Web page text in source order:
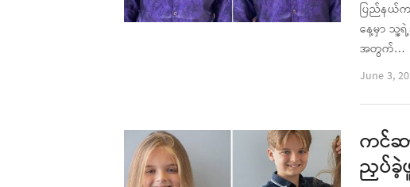
ပြည်နယ်က
နေ့မှာ သူ့
အတွက်…
June 3,
ကင်ဆ
ညှပ်ခဲ့